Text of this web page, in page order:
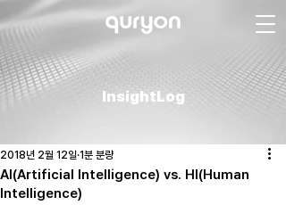
InsightLog
AI(Artificial Intelligence) vs. HI(Human
Intelligence)
2018년 2월 12일 1분 분량